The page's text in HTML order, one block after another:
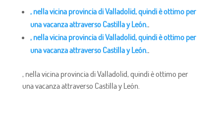
, nella vicina provincia di Valladolid, quindi è ottimo per
una vacanza attraverso Castilla y León..
, nella vicina provincia di Valladolid, quindi è ottimo per
una vacanza attraverso Castilla y León..
, nella vicina provincia di Valladolid, quindi è ottimo per
una vacanza attraverso Castilla y León.